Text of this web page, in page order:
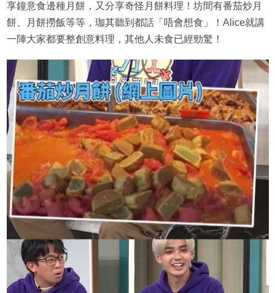
享鐘意食邊種月餅，又分享奇怪月餅料理！坊間有番茄炒月
餅、月餅撈飯等等，珈其聽到都話「唔會想食」！Alice就講
一陣大家都要整創意料理，其他人未食已經勁驚！